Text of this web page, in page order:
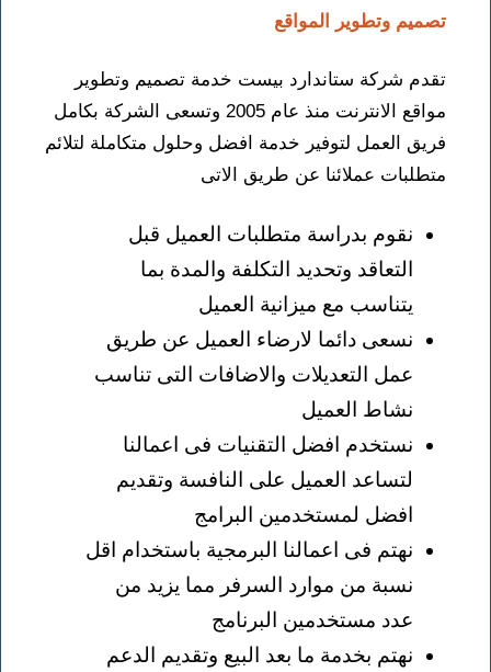
تصميم وتطوير المواقع
تقدم شركة ستاندارد بيست خدمة تصميم وتطوير
مواقع الانترنت منذ عام 2005 وتسعى الشركة بكامل
فريق العمل لتوفير خدمة افضل وحلول متكاملة لتلائم
متطلبات عملائنا عن طريق الاتى
نقوم بدراسة متطلبات العميل قبل
التعاقد وتحديد التكلفة والمدة بما
يتناسب مع ميزانية العميل
نسعى دائما لارضاء العميل عن طريق
عمل التعديلات والاضافات التى تناسب
نشاط العميل
نستخدم افضل التقنيات فى اعمالنا
لتساعد العميل على النافسة وتقديم
افضل لمستخدمين البرامج
نهتم فى اعمالنا البرمجية باستخدام اقل
نسبة من موارد السرفر مما يزيد من
عدد مستخدمين البرنامج
نهتم بخدمة ما بعد البيع وتقديم الدعم